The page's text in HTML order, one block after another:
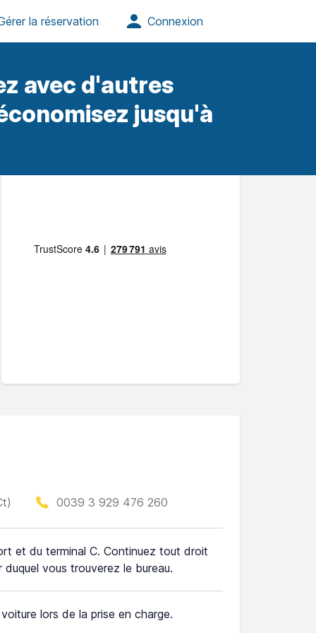
avec d'autres
jusqu'à
0039 3 929 476 260
et du terminal C. Continuez tout droit
vous trouverez le bureau.
lors de la prise en charge.